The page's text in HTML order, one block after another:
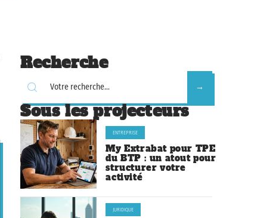
Recherche
Sous les projecteurs
ENTREPRISE
My Extrabat pour TPE
du BTP : un atout pour
structurer votre
activité
JURIDIQUE